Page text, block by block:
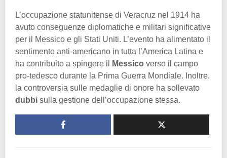
L’occupazione statunitense di Veracruz nel 1914 ha
avuto conseguenze diplomatiche e militari significative
per il Messico e gli Stati Uniti. L’evento ha alimentato il
sentimento anti-americano in tutta l’America Latina e
ha contribuito a spingere il
Messico verso il campo
pro-tedesco durante la Prima Guerra Mondiale. Inoltre,
la controversia sulle medaglie di onore ha sollevato
dubbi sulla gestione dell’occupazione stessa.